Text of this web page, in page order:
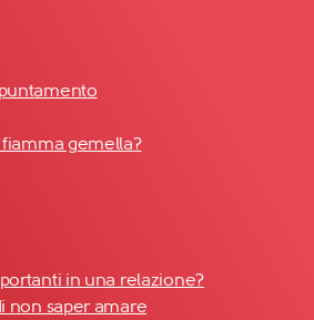
gemella?
in una relazione?
non saper amare